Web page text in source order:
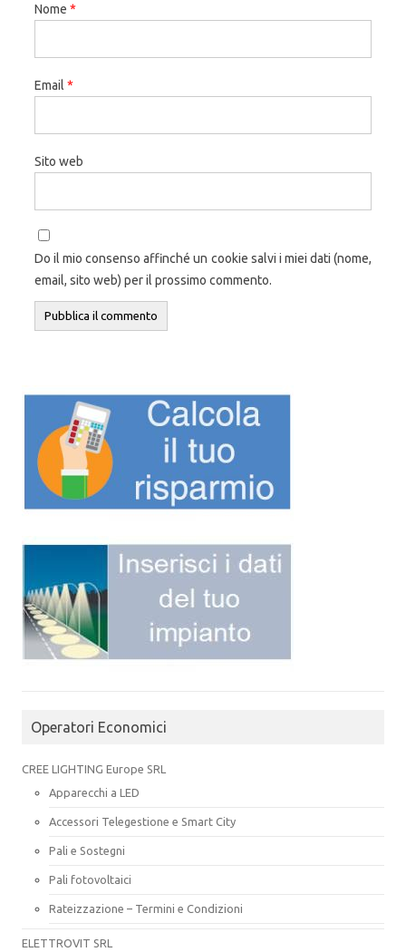
Nome *
Email *
Sito web
Do il mio consenso affinché un cookie salvi i miei dati (nome,
email, sito web) per il prossimo commento.
Operatori Economici
CREE LIGHTING Europe SRL
Apparecchi a LED
Accessori Telegestione e Smart City
Pali e Sostegni
Pali fotovoltaici
Rateizzazione – Termini e Condizioni
ELETTROVIT SRL